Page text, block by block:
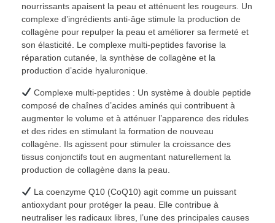
nourrissants apaisent la peau et atténuent les rougeurs. Un
complexe d’ingrédients anti-âge stimule la production de
collagène pour repulper la peau et améliorer sa fermeté et
son élasticité. Le complexe multi-peptides favorise la
réparation cutanée, la synthèse de collagène et la
production d’acide hyaluronique.
Complexe multi-peptides : Un système à double peptide
composé de chaînes d’acides aminés qui contribuent à
augmenter le volume et à atténuer l’apparence des ridules
et des rides en stimulant la formation de nouveau
collagène. Ils agissent pour stimuler la croissance des
tissus conjonctifs tout en augmentant naturellement la
production de collagène dans la peau.
La coenzyme Q10 (CoQ10) agit comme un puissant
antioxydant pour protéger la peau. Elle contribue à
neutraliser les radicaux libres, l’une des principales causes